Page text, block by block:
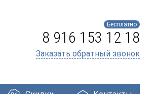
Бесплатно
8 916 153 12 18
Заказать обратный звонок